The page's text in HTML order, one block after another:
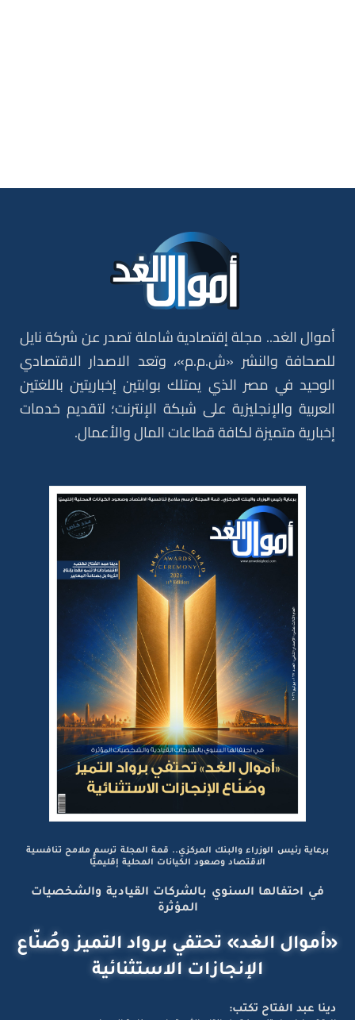
أموال الغد.. مجلة إقتصادية شاملة تصدر عن شركة نايل
للصحافة والنشر «ش.م.م»، وتعد الاصدار الاقتصادي
الوحيد في مصر الذي يمتلك بوابتين إخباريتين باللغتين
العربية والإنجليزية على شبكة الإنترنت؛ لتقديم خدمات
إخبارية متميزة لكافة قطاعات المال والأعمال.
برعاية رئيس الوزراء والبنك المركزي.. قمة المجلة ترسم ملامح تنافسية
الاقتصاد وصعود الكيانات المحلية إقليميًّا
في احتفالها السنوي بالشركات القيادية والشخصيات
المؤثرة
«أموال الغد» تحتفي برواد التميز وصُنّاع
الإنجازات الاستثنائية
دينا عبد الفتاح تكتب: